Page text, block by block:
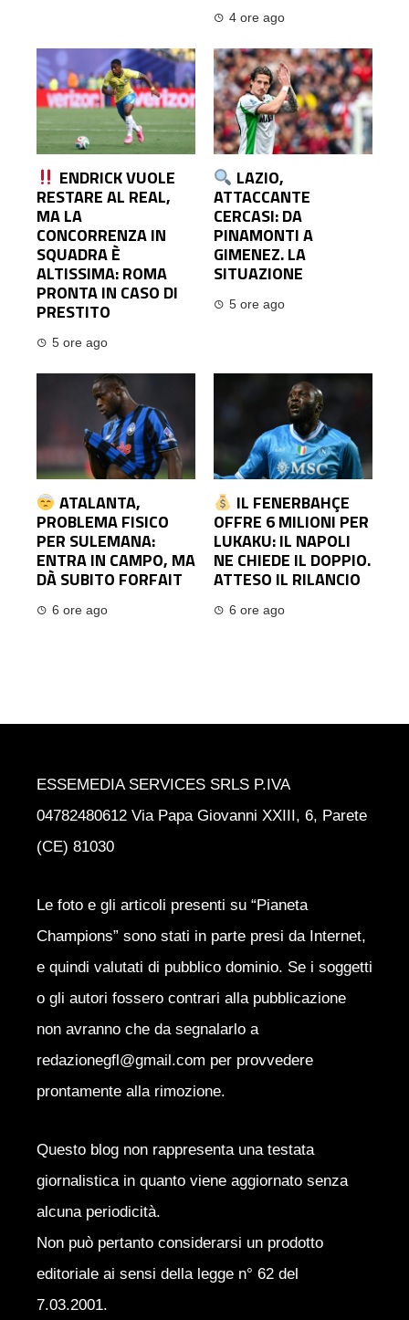
4 ore ago
ENDRICK VUOLE
RESTARE AL REAL,
MA LA
CONCORRENZA IN
SQUADRA È
ALTISSIMA: ROMA
PRONTA IN CASO DI
PRESTITO
5 ore ago
LAZIO,
ATTACCANTE
CERCASI: DA
PINAMONTI A
GIMENEZ. LA
SITUAZIONE
5 ore ago
ATALANTA,
PROBLEMA FISICO
PER SULEMANA:
ENTRA IN CAMPO, MA
DÀ SUBITO FORFAIT
6 ore ago
IL FENERBAHÇE
OFFRE 6 MILIONI PER
LUKAKU: IL NAPOLI
NE CHIEDE IL DOPPIO.
ATTESO IL RILANCIO
6 ore ago
ESSEMEDIA SERVICES SRLS P.IVA
04782480612 Via Papa Giovanni XXIII, 6, Parete
(CE) 81030
Le foto e gli articoli presenti su “Pianeta
Champions” sono stati in parte presi da Internet,
e quindi valutati di pubblico dominio. Se i soggetti
o gli autori fossero contrari alla pubblicazione
non avranno che da segnalarlo a
redazionegfl@gmail.com per provvedere
prontamente alla rimozione.
Questo blog non rappresenta una testata
giornalistica in quanto viene aggiornato senza
alcuna periodicità.
Non può pertanto considerarsi un prodotto
editoriale ai sensi della legge n° 62 del
7.03.2001.